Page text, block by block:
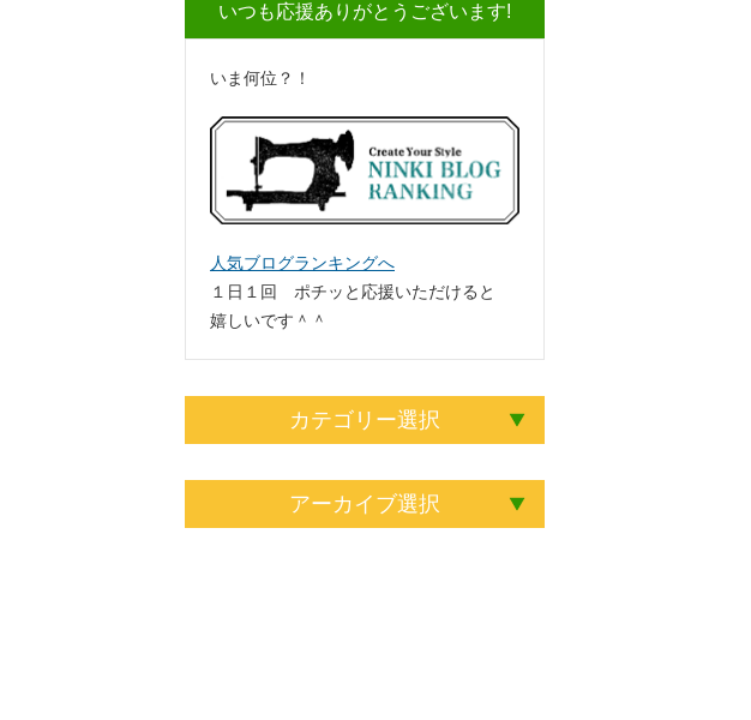
いつも応援ありがとうございます!
いま何位？！
人気ブログランキングへ
１日１回 ポチッと応援いただけると
嬉しいです＾＾
カテゴリー選択
アーカイブ選択